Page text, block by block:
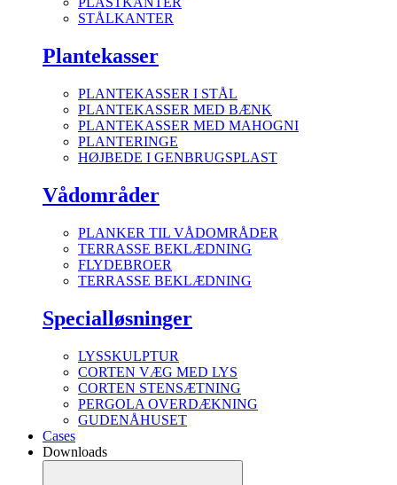
STÅLKANTER
Plantekasser
PLANTEKASSER I STÅL
PLANTEKASSER MED BÆNK
PLANTEKASSER MED MAHOGNI
PLANTERINGE
HØJBEDE I GENBRUGSPLAST
Vådområder
PLANKER TIL VÅDOMRÅDER
TERRASSE BEKLÆDNING
FLYDEBROER
TERRASSE BEKLÆDNING
Specialløsninger
LYSSKULPTUR
CORTEN VÆG MED LYS
CORTEN STENSÆTNING
PERGOLA OVERDÆKNING
GUDENÅHUSET
Cases
Downloads